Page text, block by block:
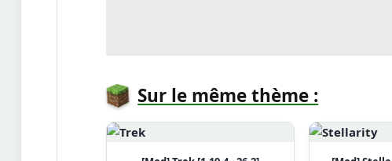
Sur le même thème :